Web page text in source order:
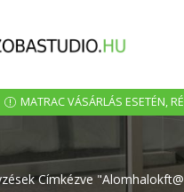
MATRAC VÁSÁRLÁS ESETÉN,
Címkézve